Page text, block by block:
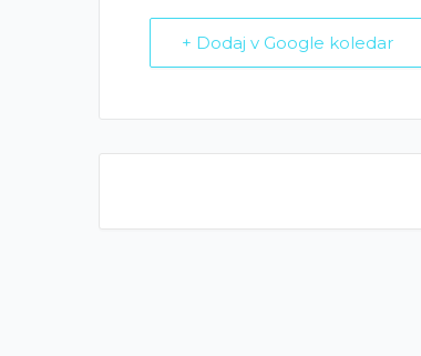
+ Dodaj v Google koledar